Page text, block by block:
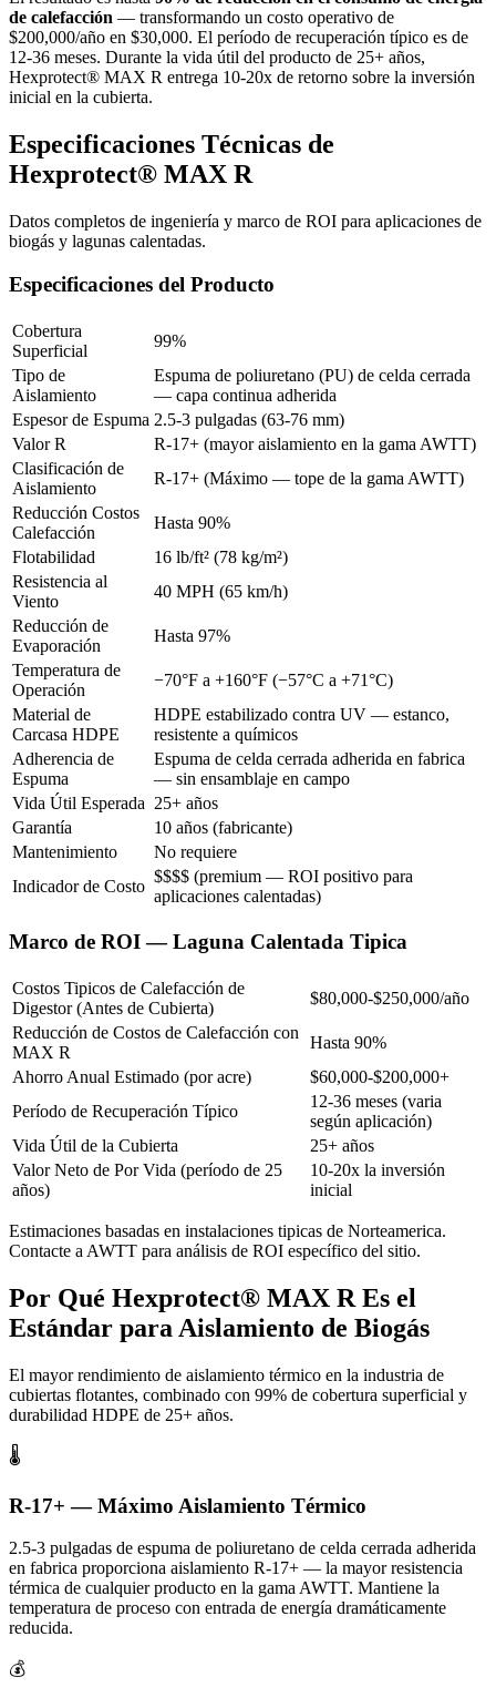
de calefacción — transformando un costo operativo de
$200,000/año en $30,000. El período de recuperación típico es de
12-36 meses. Durante la vida útil del producto de 25+ años,
Hexprotect® MAX R entrega 10-20x de retorno sobre la inversión
inicial en la cubierta.
Especificaciones Técnicas de
Hexprotect® MAX R
Datos completos de ingeniería y marco de ROI para aplicaciones de
biogás y lagunas calentadas.
Especificaciones del Producto
Cobertura
Superficial
99%
Tipo de
Aislamiento
Espuma de poliuretano (PU) de celda cerrada
— capa continua adherida
Espesor de Espuma 2.5-3 pulgadas (63-76 mm)
Valor R
R-17+ (mayor aislamiento en la gama AWTT)
Clasificación de
Aislamiento
R-17+ (Máximo — tope de la gama AWTT)
Reducción Costos
Calefacción
Hasta 90%
Flotabilidad
16 lb/ft² (78 kg/m²)
Resistencia al
Viento
40 MPH (65 km/h)
Reducción de
Evaporación
Hasta 97%
Temperatura de
Operación
−70°F a +160°F (−57°C a +71°C)
Material de
Carcasa HDPE
HDPE estabilizado contra UV — estanco,
resistente a químicos
Adherencia de
Espuma
Espuma de celda cerrada adherida en fabrica
— sin ensamblaje en campo
Vida Útil Esperada 25+ años
Garantía
10 años (fabricante)
Mantenimiento
No requiere
Indicador de Costo
$$$$ (premium — ROI positivo para
aplicaciones calentadas)
Marco de ROI — Laguna Calentada Tipica
Costos Tipicos de Calefacción de
Digestor (Antes de Cubierta)
$80,000-$250,000/año
Reducción de Costos de Calefacción con
MAX R
Hasta 90%
Ahorro Anual Estimado (por acre)
$60,000-$200,000+
Período de Recuperación Típico
12-36 meses (varia
según aplicación)
Vida Útil de la Cubierta
25+ años
Valor Neto de Por Vida (período de 25
años)
10-20x la inversión
inicial
Estimaciones basadas en instalaciones tipicas de Norteamerica.
Contacte a AWTT para análisis de ROI específico del sitio.
Por Qué Hexprotect® MAX R Es el
Estándar para Aislamiento de Biogás
El mayor rendimiento de aislamiento térmico en la industria de
cubiertas flotantes, combinado con 99% de cobertura superficial y
durabilidad HDPE de 25+ años.
🌡️
R-17+ — Máximo Aislamiento Térmico
2.5-3 pulgadas de espuma de poliuretano de celda cerrada adherida
en fabrica proporciona aislamiento R-17+ — la mayor resistencia
térmica de cualquier producto en la gama AWTT. Mantiene la
temperatura de proceso con entrada de energía dramáticamente
reducida.
💰